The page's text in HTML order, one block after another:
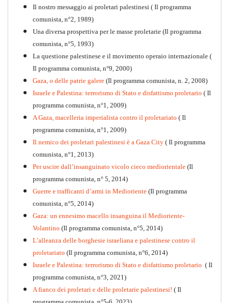
Per la difesa intransigente
Il nostro messaggio ai proletari palestinesi ( Il programma
comunista, n°2, 1989)
Una diversa prospettiva per le masse proletarie (Il programma
comunista, n°5, 1993)
La questione palestinese e il movimento operaio internazionale (
Il programma comunista, n°9, 2000)
Gaza, o delle patrie galere (Il programma comunista, n. 2, 2008)
Israele e Palestina: terrorismo di Stato e disfattismo proletario ( Il
programma comunista, n°1, 2009)
A Gaza, macelleria imperialista contro il proletariato ( Il
programma comunista, n°1, 2009)
Il nemico dei proletari palestinesi è a Gaza City ( Il programma
comunista, n°1, 2013)
Per uscire dall’insanguinato vicolo cieco mediorientale (Il
programma comunista, n° 5, 2014)
Guerre e trafficanti d’armi in Medioriente (Il programma
comunista, n°5, 2014)
Gaza: un ennesimo macello insanguina il Medioriente-
Volantino (Il programma comunista, n°5, 2014)
L’alleanza delle borghesie israeliana e palestinese contro il
proletariato (Il programma comunista, n°6, 2014)
Israele e Palestina: terrorismo di Stato e disfattismo proletario ( Il
programma comunista, n°3, 2021)
A fianco dei proletari e delle proletarie palestinesi! ( Il